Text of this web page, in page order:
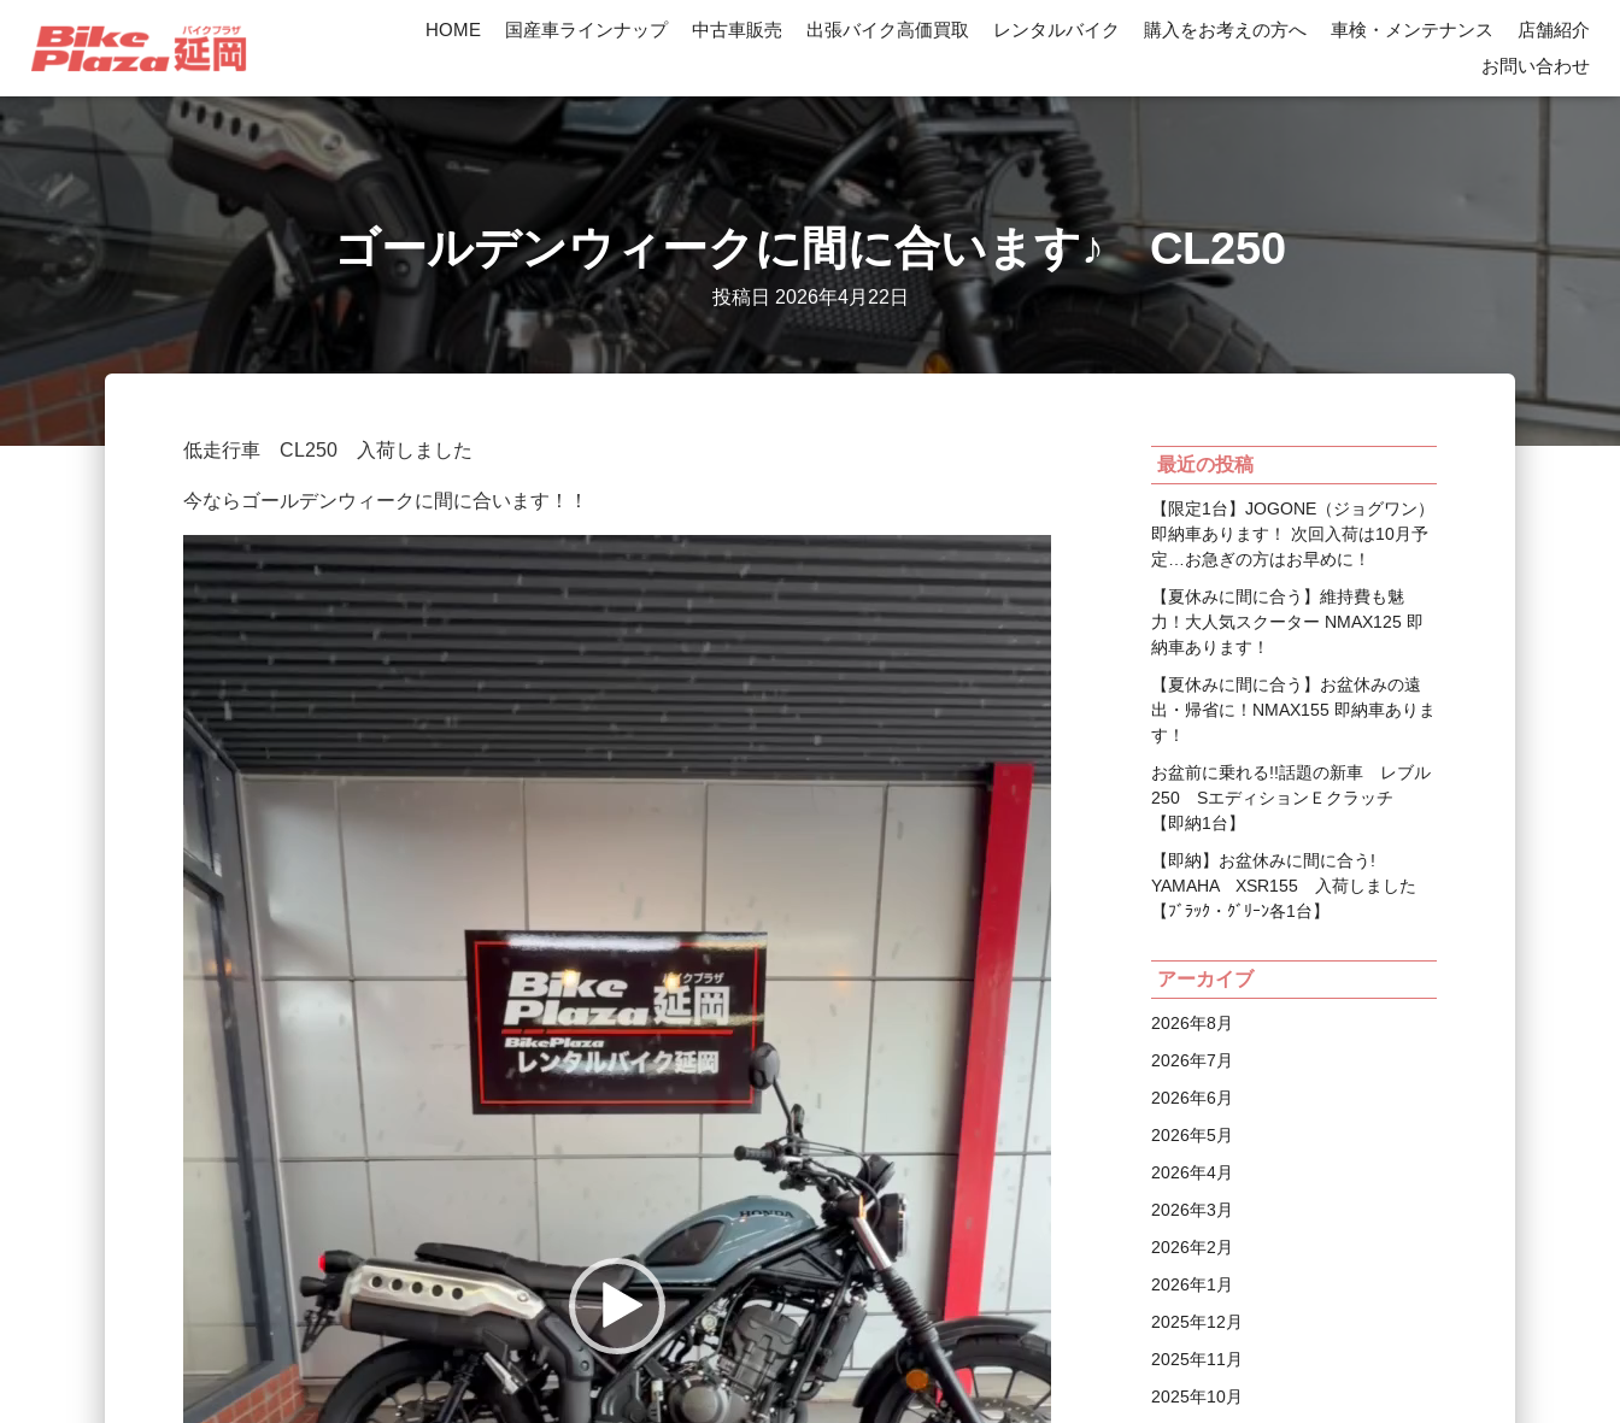
HOME 国産車ラインナップ 中古車販売 出張バイク高価買取 レンタルバイク 購入をお考えの方へ 車検・メンテナンス
店舗紹介
お問い合わせ
ゴールデンウィークに間に合います♪ CL250
投稿日 2026年4月22日
低走行車 CL250 入荷しました
今ならゴールデンウィークに間に合います！！
動
画
プ
レ
ー
ヤ
ー
最近の投稿
【限定1台】JOGONE（ジョグワン）
即納車あります！ 次回入荷は10月予
定…お急ぎの方はお早めに！
【夏休みに間に合う】維持費も魅
力！大人気スクーター NMAX125 即
納車あります！
【夏休みに間に合う】お盆休みの遠
出・帰省に！NMAX155 即納車ありま
す！
お盆前に乗れる!!話題の新車 レブル
250 SエディションＥクラッチ
【即納1台】
【即納】お盆休みに間に合う!
YAMAHA XSR155 入荷しました
【ﾌﾞﾗｯｸ・ｸﾞﾘｰﾝ各1台】
アーカイブ
2026年8月
2026年7月
2026年6月
2026年5月
2026年4月
2026年3月
2026年2月
2026年1月
2025年12月
2025年11月
2025年10月